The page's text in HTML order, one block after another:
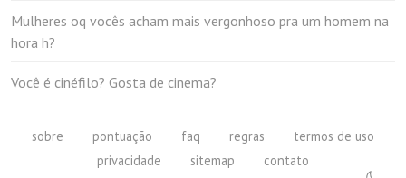
Mulheres oq vocês acham mais vergonhoso pra um homem na
hora h?
Você é cinéfilo? Gosta de cinema?
sobre pontuação faq regras
termos de uso
privacidade
sitemap contato